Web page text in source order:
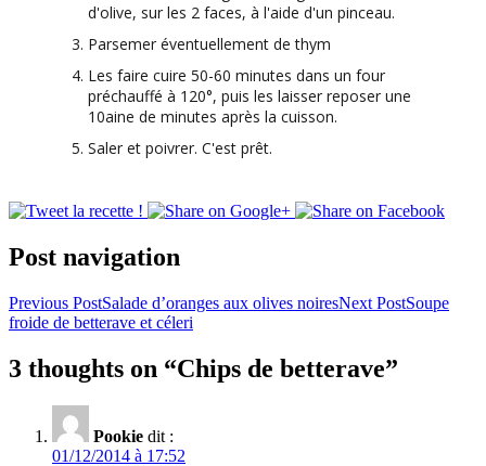
d'olive, sur les 2 faces, à l'aide d'un pinceau.
Parsemer éventuellement de thym
Les faire cuire 50-60 minutes dans un four
préchauffé à 120°, puis les laisser reposer une
10aine de minutes après la cuisson.
Saler et poivrer. C'est prêt.
Post navigation
Previous PostSalade d’oranges aux olives noiresNext PostSoupe
froide de betterave et céleri
3 thoughts on “Chips de betterave”
Pookie dit :
01/12/2014 à 17:52